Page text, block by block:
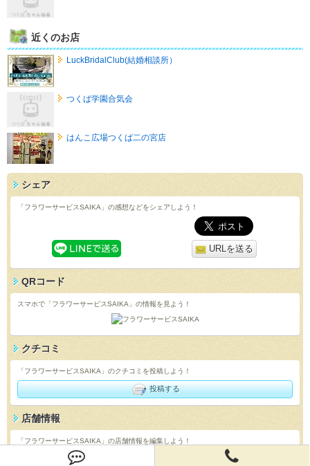
近くのお店
LuckBridalClub(結婚相談所）
つくば学園合気会
はんこ広場つくば二の宮店
シェア
「フラワーサービスSAIKA」の感想などをシェアしよう！
URLを送る
QRコード
スマホで「フラワーサービスSAIKA」の情報を見よう！
クチコミ
「フラワーサービスSAIKA」のクチコミを投稿しよう！
投稿する
店舗情報
「フラワーサービスSAIKA」の店舗情報を編集しよう！